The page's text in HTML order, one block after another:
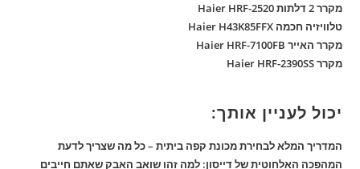
מקרר 2 דלתות Haier HRF-2520
טלוויזיה חכמה Haier H43K85FFX
מקרר האייר Haier HRF-7100FB
מקרר Haier HRF-2390SS
יכול לעניין אותך:
המדריך המלא לבחירת מכונת קפה ביתית – כל מה שצריך לדעת
המהפכה האלחוטית של דייסון: למה זהו שואב האבק שאתם חייבים